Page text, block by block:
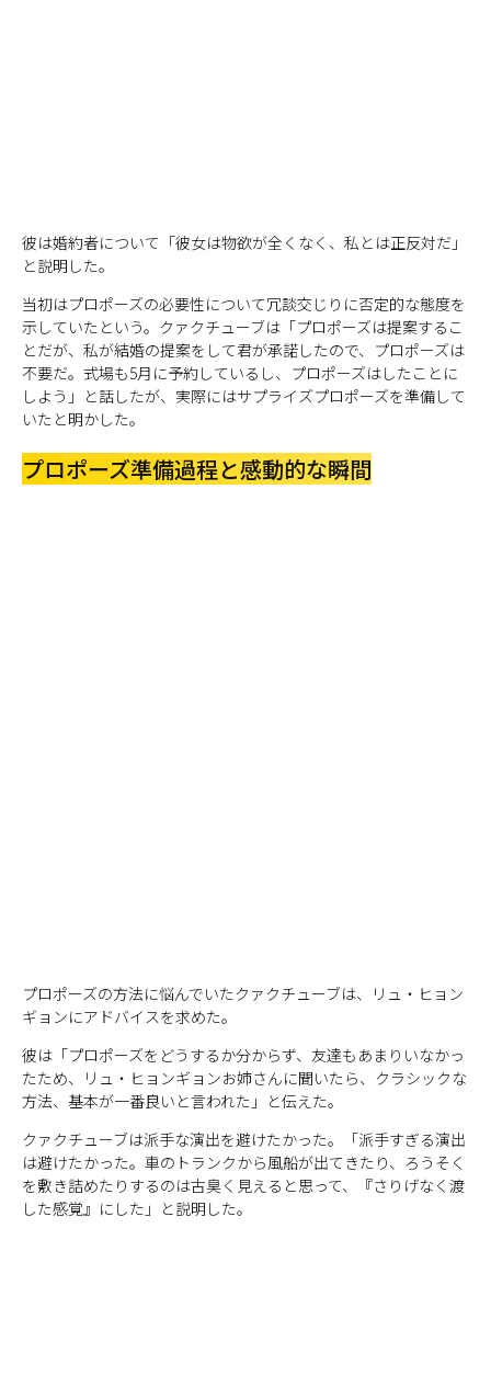
彼は婚約者について「彼女は物欲が全くなく、私とは正反対だ」
と説明した。
当初はプロポーズの必要性について冗談交じりに否定的な態度を
示していたという。クァクチューブは「プロポーズは提案するこ
とだが、私が結婚の提案をして君が承諾したので、プロポーズは
不要だ。式場も5月に予約しているし、プロポーズはしたことに
しよう」と話したが、実際にはサプライズプロポーズを準備して
いたと明かした。
プロポーズ準備過程と感動的な瞬間
プロポーズの方法に悩んでいたクァクチューブは、リュ・ヒョン
ギョンにアドバイスを求めた。
彼は「プロポーズをどうするか分からず、友達もあまりいなかっ
たため、リュ・ヒョンギョンお姉さんに聞いたら、クラシックな
方法、基本が一番良いと言われた」と伝えた。
クァクチューブは派手な演出を避けたかった。「派手すぎる演出
は避けたかった。車のトランクから風船が出てきたり、ろうそく
を敷き詰めたりするのは古臭く見えると思って、『さりげなく渡
した感覚』にした」と説明した。